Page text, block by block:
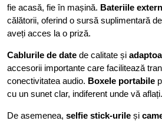
fie acasă, fie în mașină. Bateriile
călătorii, oferind o sursă suplimentară
aveți acces la o priză.
Cablurile de date de calitate și
accesorii importante care facilitează
conectivitatea audio. Boxele portabile
cu un sunet clar, indiferent unde vă aflați.
De asemenea, selfie stick-urile și